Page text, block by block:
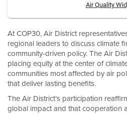
Air Quality
At COP30, Air District
regional leaders to discuss climate
community-driven policy. The Air
placing equity at the center of
communities most affected by air
that deliver lasting benefits.
The Air District’s participation
global impact and that cooperation